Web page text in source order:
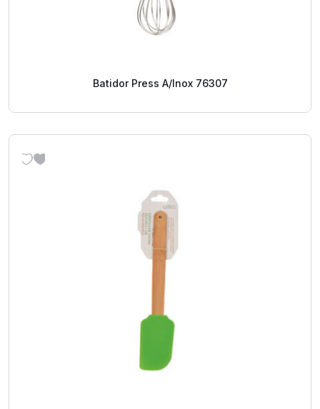
Batidor Press A/Inox 76307